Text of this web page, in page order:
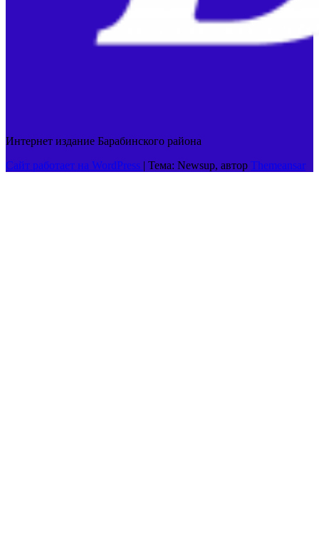
Интернет издание Барабинского района
Сайт работает на WordPress | Тема: Newsup, автор Themeansar